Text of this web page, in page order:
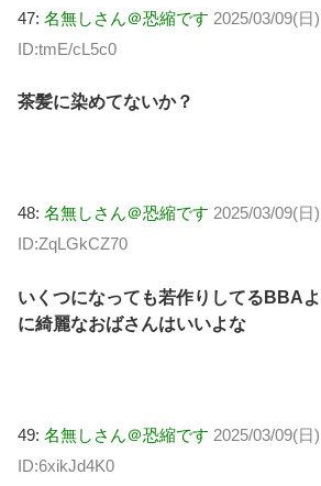
47: 名無しさん＠恐縮です 2025/03/09(日
ID:tmE/cL5c0
茶髪に染めてないか？
48: 名無しさん＠恐縮です 2025/03/09(日
ID:ZqLGkCZ70
いくつになっても若作りしてるBBA
に綺麗なおばさんはいいよな
49: 名無しさん＠恐縮です 2025/03/09(日
ID:6xikJd4K0